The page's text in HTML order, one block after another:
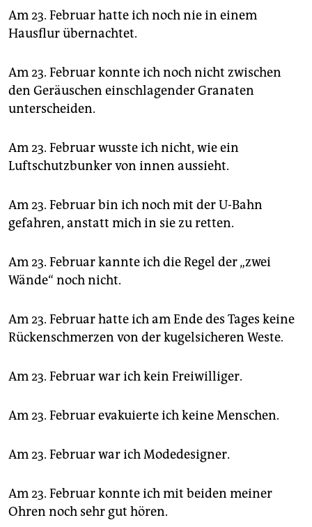
Am 23. Februar hatte ich noch nie in einem
Hausflur übernachtet.
Am 23. Februar konnte ich noch nicht zwischen
den Geräuschen einschlagender Granaten
unterscheiden.
Am 23. Februar wusste ich nicht, wie ein
Luftschutzbunker von innen aussieht.
Am 23. Februar bin ich noch mit der U-Bahn
gefahren, anstatt mich in sie zu retten.
Am 23. Februar kannte ich die Regel der „zwei
Wände“ noch nicht.
Am 23. Februar hatte ich am Ende des Tages keine
Rückenschmerzen von der kugelsicheren Weste.
Am 23. Februar war ich kein Freiwilliger.
Am 23. Februar evakuierte ich keine Menschen.
Am 23. Februar war ich Modedesigner.
Am 23. Februar konnte ich mit beiden meiner
Ohren noch sehr gut hören.